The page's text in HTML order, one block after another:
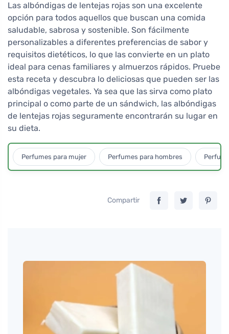
Las albóndigas de lentejas rojas son una excelente
opción para todos aquellos que buscan una comida
saludable, sabrosa y sostenible. Son fácilmente
personalizables a diferentes preferencias de sabor y
requisitos dietéticos, lo que las convierte en un plato
ideal para cenas familiares y almuerzos rápidos. Pruebe
esta receta y descubra lo deliciosas que pueden ser las
albóndigas vegetales. Ya sea que las sirva como plato
principal o como parte de un sándwich, las albóndigas
de lentejas rojas seguramente encontrarán su lugar en
su dieta.
Perfumes para mujer Perfumes para hombres
Compartir